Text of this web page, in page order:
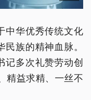
中华优秀传统文化
族的精神血脉。
记多次礼赞劳动创
精益求精、一丝不